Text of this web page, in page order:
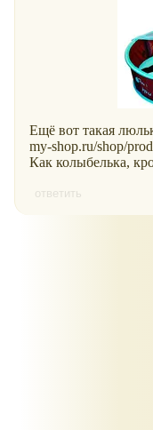
Ещё вот такая
my-shop.ru/shop/
Как колыбелька,
ответить